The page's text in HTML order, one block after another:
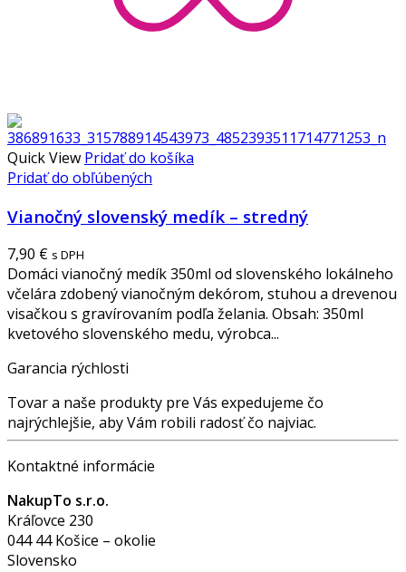
Quick View Pridať do košíka
Pridať do obľúbených
Vianočný slovenský medík – stredný
7,90 € s DPH
Domáci vianočný medík 350ml od slovenského lokálneho
včelára zdobený vianočným dekórom, stuhou a drevenou
visačkou s gravírovaním podľa želania. Obsah: 350ml
kvetového slovenského medu, výrobca...
Garancia rýchlosti
Tovar a naše produkty pre Vás expedujeme čo
najrýchlejšie, aby Vám robili radosť čo najviac.
Kontaktné informácie
NakupTo s.r.o.
Kráľovce 230
044 44 Košice – okolie
Slovensko